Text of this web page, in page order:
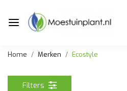
Home Merken Ecostyle
Filters